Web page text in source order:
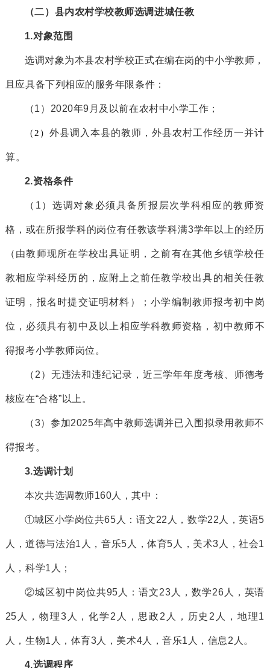
（二）县内农村学校教师选调进城任教
1.对象范围
选调对象为本县农村学校正式在编在岗的中小学教师，
且应具备下列相应的服务年限条件：
（1） 2020年9月及以前在农村中小学工作；
（2）外县调入本县的教师，外县农村工作经历一并计
算。
2.资格条件
（ 1） 选调对象必须具备所报层次学科相应的教师资
格，或在所报学科的岗位有任教该学科满3学年以上的经历
（由教师现所在学校出具证明，之前有在其他乡镇学校任
教相应学科经历的，应附上之前任教学校出具的相关任教
证明，报名时提交证明材料）； 小学编制教师报考初中 岗
位 ， 必须具有初中 及 以上相应学科教师资格， 初中教师不
得报考小学教师岗位。
（2 ） 无违法和违纪记录，近三学年年度考核、师德考
核应在“合格”以上。
（3）参加2025年高中教师选调并已 入围拟录用教师不
得报考。
3.选调计划
本次共选调教师160人，其中：
①城区小学岗位共65人 ：语文22人，数学22人，英语5
人，道德与法治1人，音乐5人，体育5人，美术3人，社会1
人，科学1人 ；
②城区初中岗位共95人 ：语文23人，数学26人，英语
25人，物理3人，化学2人，思政2人，历史2人， 地理1
人，生物1人， 体育3人，美术4人，音乐1人， 信息2人。
4.选调程序